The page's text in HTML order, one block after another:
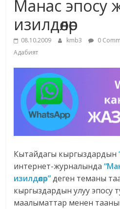
Кыргыз
жана
адабияты
Манас эпосу
изилдөөлөр
08.10.2009 kmb3 0
Адабият
Кытайдагы кыргыздардын
интернет-журналында
изилдөөлөр”деген теманы
кыргыздардын улуу эпосу
маалыматтар менен